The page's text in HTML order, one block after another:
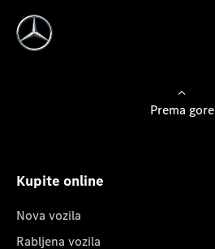
Prema gore
Kupite online
Nova vozila
Rabljena vozila